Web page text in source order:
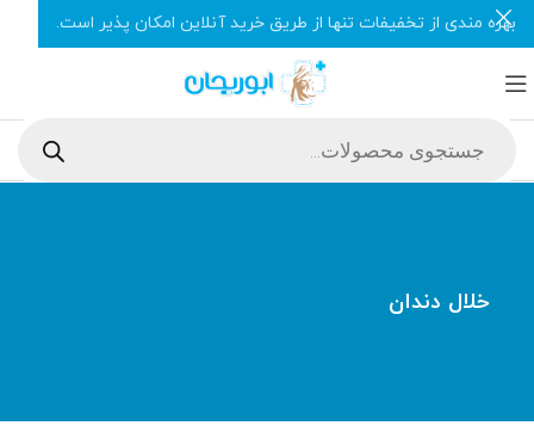
خلال دندان
بهره مندی از تخفیفات تنها از طریق خرید آنلاین امکان پذیر است.